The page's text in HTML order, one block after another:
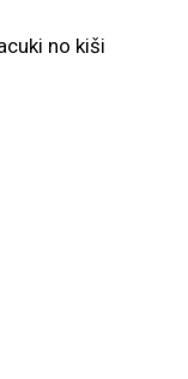
no kiši